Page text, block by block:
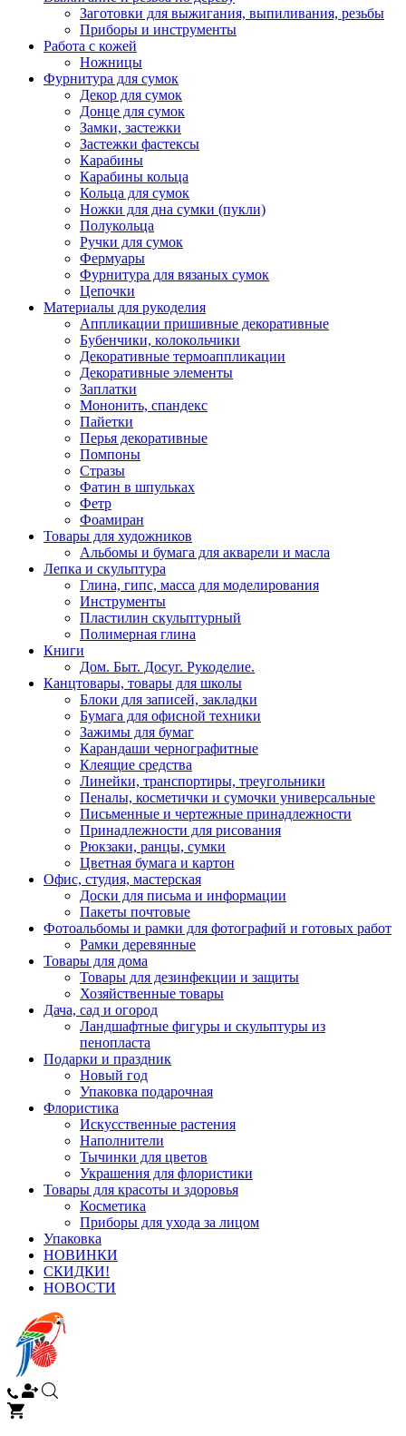
Заготовки для выжигания, выпиливания, резьбы
Приборы и инструменты
Работа с кожей
Ножницы
Фурнитура для сумок
Декор для сумок
Донце для сумок
Замки, застежки
Застежки фастексы
Карабины
Карабины кольца
Кольца для сумок
Ножки для дна сумки (пукли)
Полукольца
Ручки для сумок
Фермуары
Фурнитура для вязаных сумок
Цепочки
Материалы для рукоделия
Аппликации пришивные декоративные
Бубенчики, колокольчики
Декоративные термоаппликации
Декоративные элементы
Заплатки
Мононить, спандекс
Пайетки
Перья декоративные
Помпоны
Стразы
Фатин в шпульках
Фетр
Фоамиран
Товары для художников
Альбомы и бумага для акварели и масла
Лепка и скульптура
Глина, гипс, масса для моделирования
Инструменты
Пластилин скульптурный
Полимерная глина
Книги
Дом. Быт. Досуг. Рукоделие.
Канцтовары, товары для школы
Блоки для записей, закладки
Бумага для офисной техники
Зажимы для бумаг
Карандаши чернографитные
Клеящие средства
Линейки, транспортиры, треугольники
Пеналы, косметички и сумочки универсальные
Письменные и чертежные принадлежности
Принадлежности для рисования
Рюкзаки, ранцы, сумки
Цветная бумага и картон
Офис, студия, мастерская
Доски для письма и информации
Пакеты почтовые
Фотоальбомы и рамки для фотографий и готовых работ
Рамки деревянные
Товары для дома
Товары для дезинфекции и защиты
Хозяйственные товары
Дача, сад и огород
Ландшафтные фигуры и скульптуры из
пенопласта
Подарки и праздник
Новый год
Упаковка подарочная
Флористика
Искусственные растения
Наполнители
Тычинки для цветов
Украшения для флористики
Товары для красоты и здоровья
Косметика
Приборы для ухода за лицом
Упаковка
НОВИНКИ
СКИДКИ!
НОВОСТИ